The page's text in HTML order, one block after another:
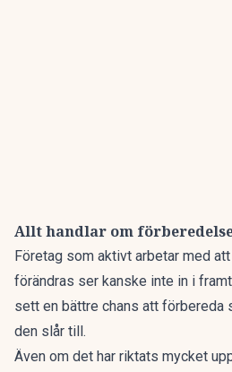
Allt handlar om
Företag som aktivt arbetar med
förändras ser kanske inte in i
sett en bättre chans att förbereda
den slår till.
Även om det har riktats mycket